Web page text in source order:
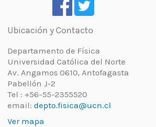
Ubicación y Contacto
Departamento de Física
Universidad Católica del Norte
Av. Angamos 0610, Antofagasta
Pabellón J-2
Tel : +56-55-2355520
email: depto.fisica@ucn.cl
Ver mapa